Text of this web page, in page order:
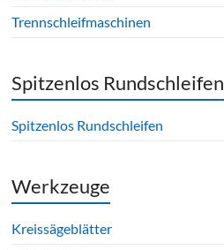
Trennschleifmaschinen
Spitzenlos Rundschleifen
Spitzenlos Rundschleifen
Werkzeuge
Kreissägeblätter